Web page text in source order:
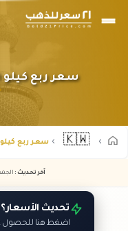
سعر ربع كيلو الذهب
🇰🇼 سعر ربع كيلو الذهب
آخر تحديث :
تحديث الأسعار؟
اضغط هنا للحصول